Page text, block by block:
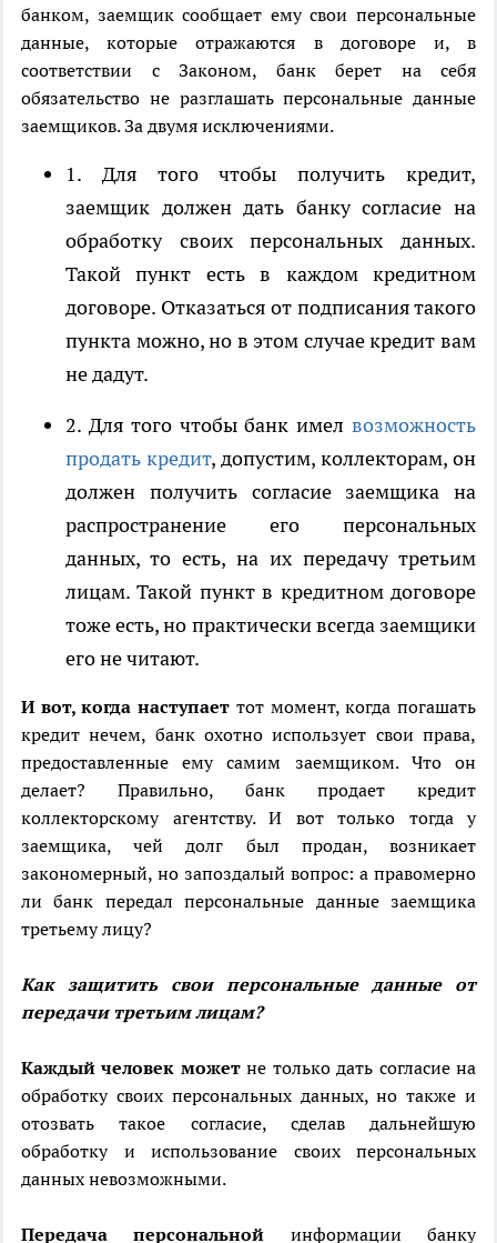
банком, заемщик сообщает ему свои персональные
данные, которые отражаются в договоре и, в
соответствии с Законом, банк берет на себя
обязательство не разглашать персональные данные
заемщиков. За двумя исключениями.
1. Для того чтобы получить кредит,
заемщик должен дать банку согласие на
обработку своих персональных данных.
Такой пункт есть в каждом кредитном
договоре. Отказаться от подписания такого
пункта можно, но в этом случае кредит вам
не дадут.
2. Для того чтобы банк имел возможность
продать кредит, допустим, коллекторам, он
должен получить согласие заемщика на
распространение его персональных
данных, то есть, на их передачу третьим
лицам. Такой пункт в кредитном договоре
тоже есть, но практически всегда заемщики
его не читают.
И вот, когда наступает тот момент, когда погашать
кредит нечем, банк охотно использует свои права,
предоставленные ему самим заемщиком. Что он
делает? Правильно, банк продает кредит
коллекторскому агентству. И вот только тогда у
заемщика, чей долг был продан, возникает
закономерный, но запоздалый вопрос: а правомерно
ли банк передал персональные данные заемщика
третьему лицу?
Как защитить свои персональные данные от
передачи третьим лицам?
Каждый человек можетне только дать согласие на
обработку своих персональных данных, но также и
отозвать такое согласие, сделав дальнейшую
обработку и использование своих персональных
данных невозможными.
Передача персональной информации банку